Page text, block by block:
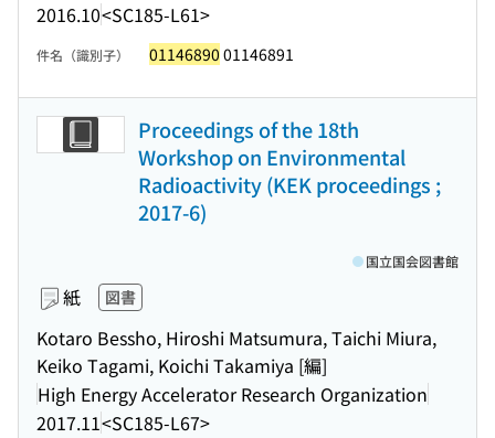
2016.10<SC185-L61>
件名（識別子） 01146890 01146891
Proceedings of the 18th
Workshop on Environmental
Radioactivity (KEK proceedings ;
2017-6)
紙 図書
Kotaro Bessho, Hiroshi Matsumura, Taichi Miura,
Keiko Tagami, Koichi Takamiya [編]
High Energy Accelerator Research Organization
2017.11<SC185-L67>
国立国会図書館